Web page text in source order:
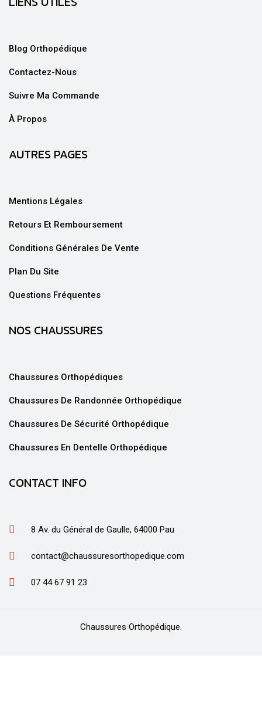
Blog Orthopédique
Contactez-Nous
Suivre Ma Commande
À Propos
AUTRES PAGES
Mentions Légales
Retours Et Remboursement
Conditions Générales De Vente
Plan Du Site
Questions Fréquentes
NOS CHAUSSURES
Chaussures Orthopédiques
Chaussures De Randonnée Orthopédique
Chaussures De Sécurité Orthopédique
Chaussures En Dentelle Orthopédique
CONTACT INFO
8 Av. du Général de Gaulle, 64000 Pau
contact@chaussuresorthopedique.com
07 44 67 91 23
Chaussures Orthopédique.